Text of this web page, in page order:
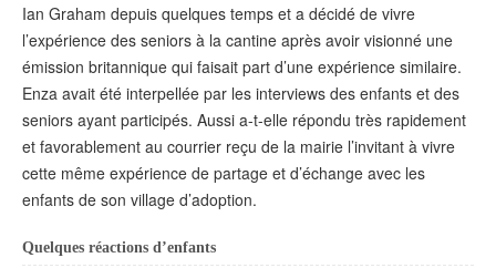
Ian Graham depuis quelques temps et a décidé de vivre
l’expérience des seniors à la cantine après avoir visionné une
émission britannique qui faisait part d’une expérience similaire.
Enza avait été interpellée par les interviews des enfants et des
seniors ayant participés. Aussi a-t-elle répondu très rapidement
et favorablement au courrier reçu de la mairie l’invitant à vivre
cette même expérience de partage et d’échange avec les
enfants de son village d’adoption.
Quelques réactions d’enfants